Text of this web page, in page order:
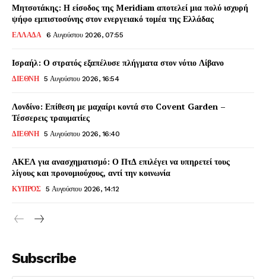
Μητσοτάκης: Η είσοδος της Meridiam αποτελεί μια πολύ ισχυρή
ψήφο εμπιστοσύνης στον ενεργειακό τομέα της Ελλάδας
ΕΛΛΑΔΑ 6 Αυγούστου 2026, 07:55
Ισραήλ: Ο στρατός εξαπέλυσε πλήγματα στον νότιο Λίβανο
ΔΙΕΘΝΗ 5 Αυγούστου 2026, 16:54
Λονδίνο: Επίθεση με μαχαίρι κοντά στο Covent Garden –
Τέσσερεις τραυματίες
ΔΙΕΘΝΗ 5 Αυγούστου 2026, 16:40
ΑΚΕΛ για ανασχηματισμό: Ο ΠτΔ επιλέγει να υπηρετεί τους
λίγους και προνομιούχους, αντί την κοινωνία
ΚΥΠΡΟΣ 5 Αυγούστου 2026, 14:12
Subscribe